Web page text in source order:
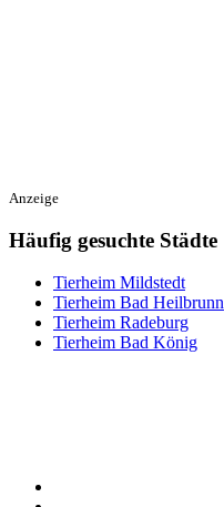
Anzeige
Häufig gesuchte Städte
Tierheim Mildstedt
Tierheim Bad Heilbrunn
Tierheim Radeburg
Tierheim Bad König